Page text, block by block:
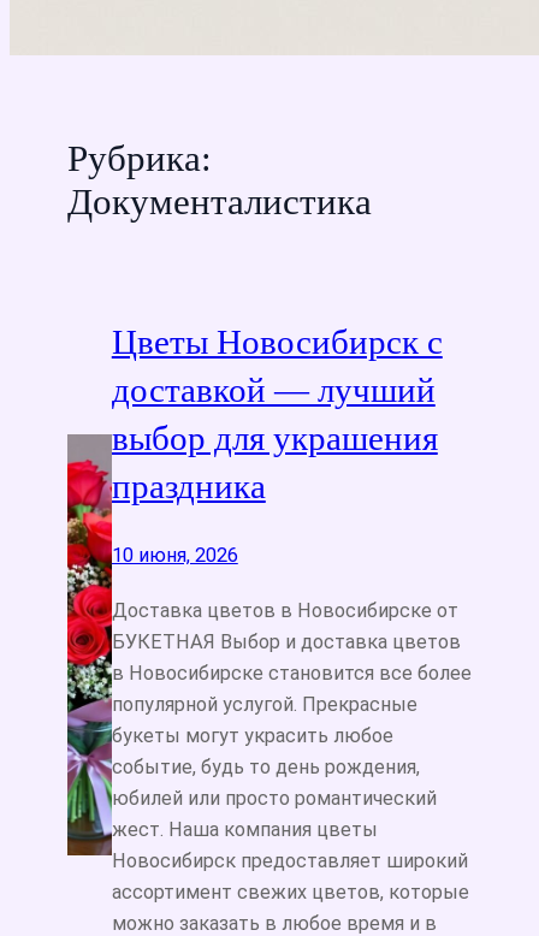
Рубрика:
Документалистика
Цветы Новосибирск с
доставкой — лучший
выбор для украшения
праздника
10 июня, 2026
Доставка цветов в Новосибирске от
БУКЕТНАЯ Выбор и доставка цветов
в Новосибирске становится все более
популярной услугой. Прекрасные
букеты могут украсить любое
событие, будь то день рождения,
юбилей или просто романтический
жест. Наша компания цветы
Новосибирск предоставляет широкий
ассортимент свежих цветов, которые
можно заказать в любое время и в